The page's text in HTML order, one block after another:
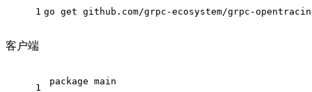
1 go get github.com/grpc-ecosystem/grpc-
客户端
1
package main